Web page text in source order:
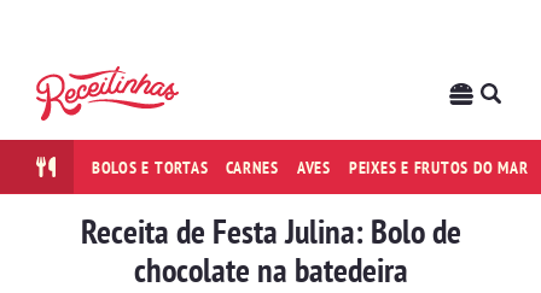
BOLOS E TORTAS CARNES AVES PEIXES E FRUTOS DO MAR
Receita de Festa Julina: Bolo de
chocolate na batedeira